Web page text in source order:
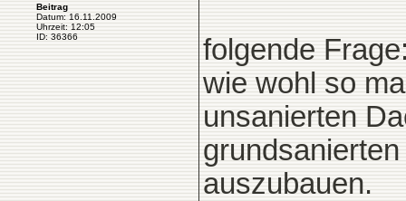
Beitrag
Datum: 16.11.2009
Uhrzeit: 12:05
ID: 36366
folgende
wie wohl so
unsanierten
auszubauen.